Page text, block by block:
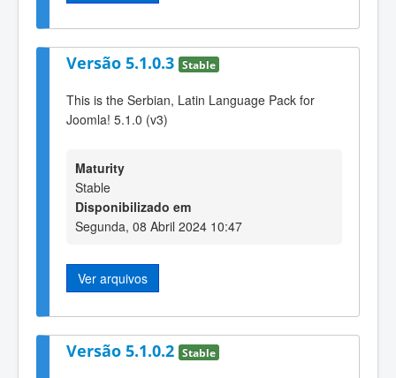
Versão 5.1.0.3 Stable
This is the Serbian, Latin Language Pack for
Joomla! 5.1.0 (v3)
Maturity
Stable
Disponibilizado em
Segunda, 08 Abril 2024 10:47
Ver arquivos
Versão 5.1.0.2 Stable